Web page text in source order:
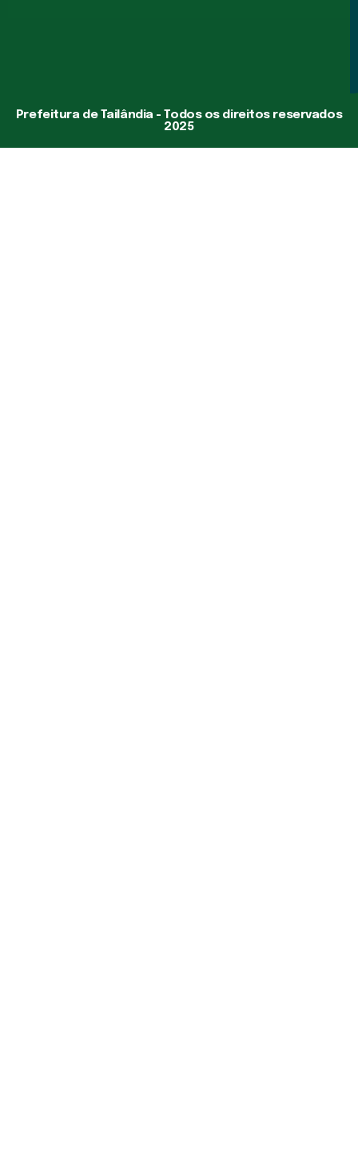
Prefeitura de Tailândia - Todos os direitos reservados
2025